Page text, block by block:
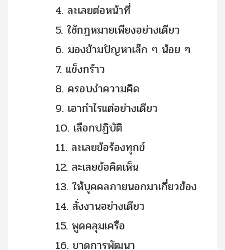
4. ละเลยต่อหน้าที่
5. ใช้กฎหมายเพียงอย่างเดียว
6. มองข้ามปัญหาเล็ก ๆ น้อย ๆ
7. แข็งกร้าว
8. ครอบงำความคิด
9. เอากำไรแต่อย่างเดียว
10. เลือกปฏิบัติ
11. ละเลยข้อร้องทุกข์
12. ละเลยข้อคิดเห็น
13. ให้บุคคลภายนอกมาเกี่ยวข้อง
14. สั่งงานอย่างเดียว
15. พูดคลุมเครือ
16. ขาดการพัฒนา